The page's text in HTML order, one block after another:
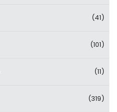
(41)
(101)
(11)
(319)